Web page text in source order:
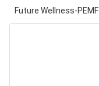
Future Wellness-PEMF